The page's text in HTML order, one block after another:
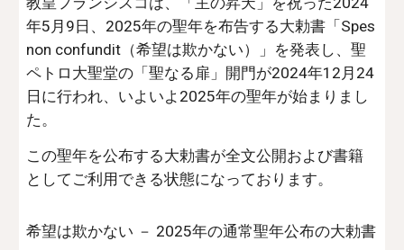
年5月9日、2025年の聖年を布告する大勅書「Spes
non confundit（希望は欺かない）」を発表し、聖
ペトロ大聖堂の「聖なる扉」開門が2024年12月24
日に行われ、いよいよ2025年の聖年が始まりまし
た。
この聖年を公布する大勅書が全文公開および書籍
としてご利用できる状態になっております。
希望は欺かない － 2025年の通常聖年公布の大勅書